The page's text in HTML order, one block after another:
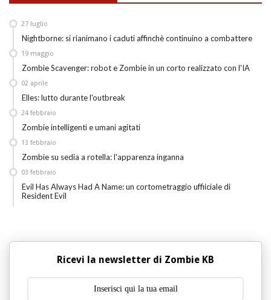
Nightborne: si rianimano i caduti affinchè continuino a combattere
27 luglio
Zombie Scavenger: robot e Zombie in un corto realizzato con l'IA
19 maggio
Elles: lutto durante l'outbreak
02 aprile
Zombie intelligenti e umani agitati
24 febbraio
Zombie su sedia a rotella: l'apparenza inganna
13 febbraio
Evil Has Always Had A Name: un cortometraggio uffiiciale di
Resident Evil
03 febbraio
Ricevi la newsletter di Zombie KB